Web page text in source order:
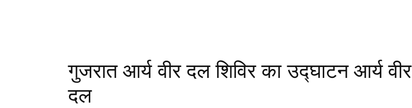
गुजरात आर्य वीर दल शिविर का उद्घाटन आर्य वीर
दल